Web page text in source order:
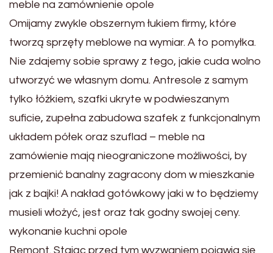
meble na zamównienie opole
Omijamy zwykle obszernym łukiem firmy, które
tworzą sprzęty meblowe na wymiar. A to pomyłka.
Nie zdajemy sobie sprawy z tego, jakie cuda wolno
utworzyć we własnym domu. Antresole z samym
tylko łóżkiem, szafki ukryte w podwieszanym
suficie, zupełna zabudowa szafek z funkcjonalnym
układem półek oraz szuflad – meble na
zamówienie mają nieograniczone możliwości, by
przemienić banalny zagracony dom w mieszkanie
jak z bajki! A nakład gotówkowy jaki w to będziemy
musieli włożyć, jest oraz tak godny swojej ceny.
wykonanie kuchni opole
Remont. Stając przed tym wyzwaniem pojawia się